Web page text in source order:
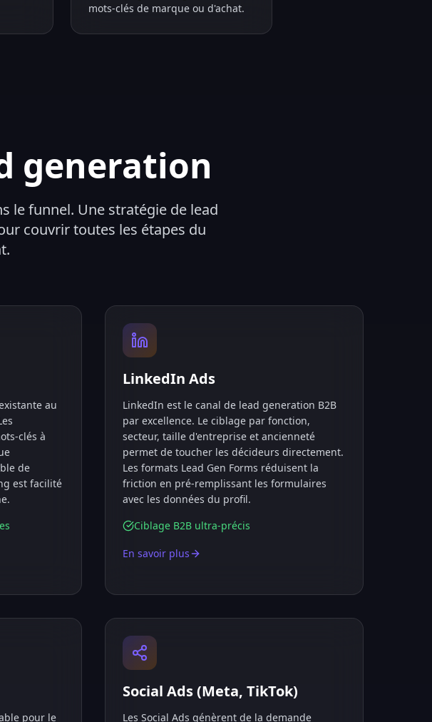
mots-clés de marque ou d'achat.
generation
le funnel. Une stratégie de lead
couvrir toutes les étapes du
au
clés à
de
est facilité
LinkedIn Ads
LinkedIn est le canal de lead generation B2B
par excellence. Le ciblage par fonction,
secteur, taille d'entreprise et ancienneté
permet de toucher les décideurs directement.
Les formats Lead Gen Forms réduisent la
friction en pré-remplissant les formulaires
avec les données du profil.
Ciblage B2B ultra-précis
En savoir plus
pour le
Social Ads (Meta, TikTok)
Les Social Ads génèrent de la demande